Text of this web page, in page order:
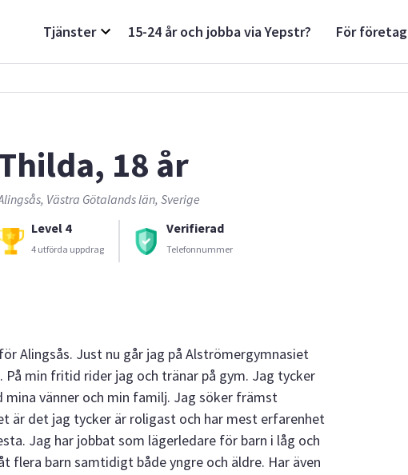
Tjänster 15-24 år och jobba via Yepstr? För företag
18 år
Västra Götalands län, Sverige
Level 4
4 utförda uppdrag
Verifierad
Telefonnummer
Alingsås. Just nu går jag på Alströmergymnasiet
min fritid rider jag och tränar på gym. Jag tycker
vänner och min familj. Jag söker främst
är det jag tycker är roligast och har mest erfarenhet
Jag har jobbat som lägerledare för barn i låg och
flera barn samtidigt både yngre och äldre. Har även